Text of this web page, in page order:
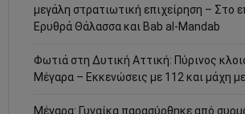
μεγάλη στρατιωτική επιχείρηση – Στο
Ερυθρά Θάλασσα και Bab al-Mandab
Φωτιά στη Δυτική Αττική: Πύρινος
Μέγαρα – Εκκενώσεις με 112 και μάχη
Μέγαρα: Γυναίκα παρασύρθηκε από